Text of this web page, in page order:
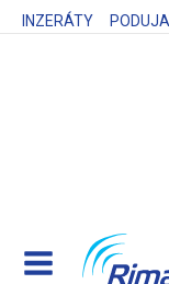
INZERÁTY